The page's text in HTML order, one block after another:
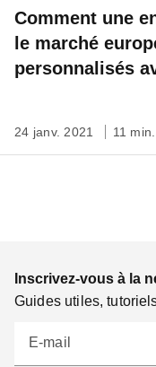
Comment une
le marché
personnalisés
24 janv. 2021 11
Inscrivez-vous à la
Guides utiles,
E-mail